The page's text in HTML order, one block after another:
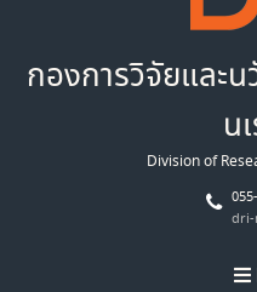
เสนอโครงการวิจัย ปร
Franco-Thai
Program 2027
กองการวิจัยและ
น
Division of
dri-